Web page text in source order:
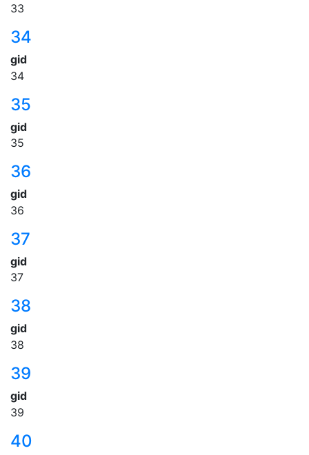
33
34
gid
34
35
gid
35
36
gid
36
37
gid
37
38
gid
38
39
gid
39
40